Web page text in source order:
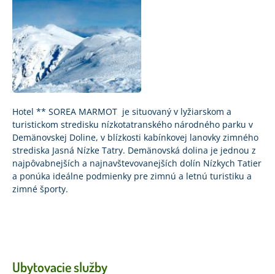
Hotel ** SOREA MARMOT je situovaný v lyžiarskom a
turistickom stredisku nízkotatranského národného parku v
Demänovskej Doline, v blízkosti kabínkovej lanovky zimného
strediska Jasná Nízke Tatry. Demänovská dolina je jednou z
najpôvabnejších a najnavštevovanejších dolín Nízkych Tatier
a ponúka ideálne podmienky pre zimnú a letnú turistiku a
zimné športy.
Ubytovacie služby